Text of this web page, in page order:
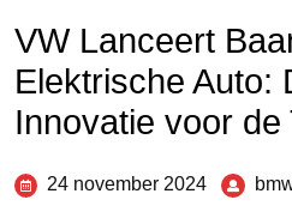
VW Lanceert
Elektrische Auto:
Innovatie voor de
24 november 2024